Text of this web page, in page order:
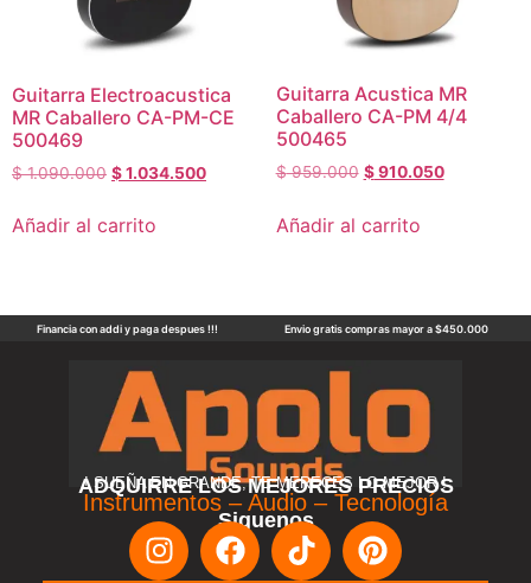
Guitarra Electroacustica
MR Caballero CA-PM-CE
500469
$1.090.000 $1.034.500
Añadir al carrito
Guitarra Acustica MR
Caballero CA-PM 4/4
500465
$959.000 $910.050
Añadir al carrito
Financia con addi y paga despues !!! Envio gratis compras mayor a $450.000
ADQUIRRE LOS MEJORES PRECIOS
! SUEÑA EN GRANDE, TE MERECES LO MEJOR !
Instrumentos – Audio – Tecnología
Siguenos